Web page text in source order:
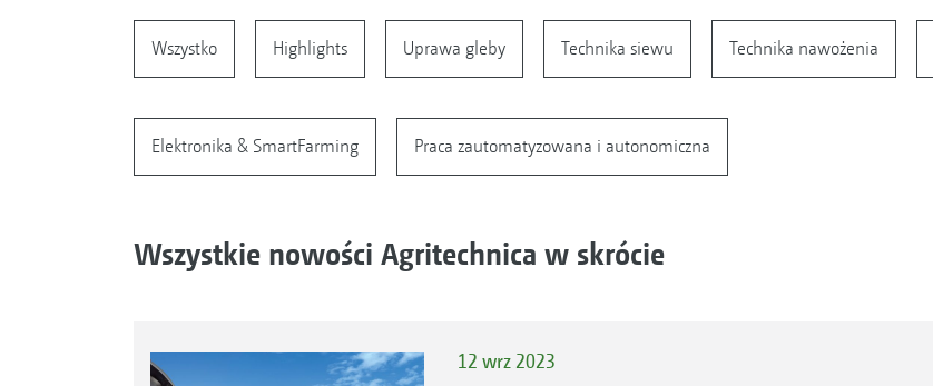
Wszystko Highlights Uprawa gleby Technika siewu Technika nawożenia
Elektronika & SmartFarming Praca zautomatyzowana i autonomiczna
Wszystkie nowości Agritechnica w skrócie
12 wrz 2023